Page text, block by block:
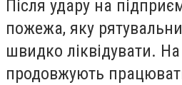
Після удару на
пожежа, яку
швидко ліквідувати. На
продовжують